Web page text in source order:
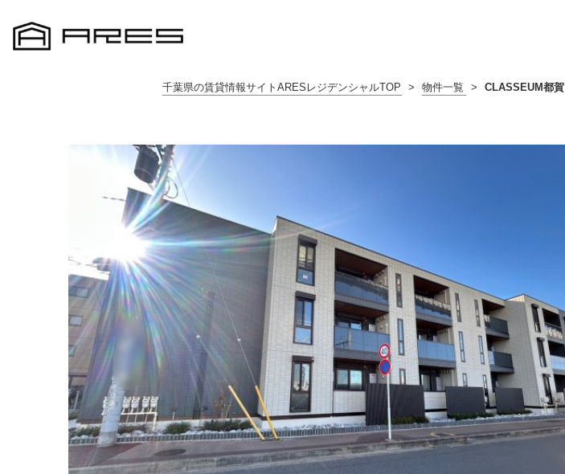
千葉県の賃貸情報サイトARESレジデンシャルTOP > 物件一覧 > CLASSEUM都賀